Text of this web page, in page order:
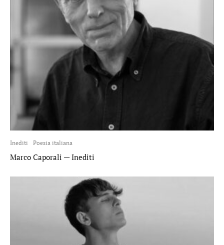
Inediti Poesia italiana
Marco Caporali — Inediti